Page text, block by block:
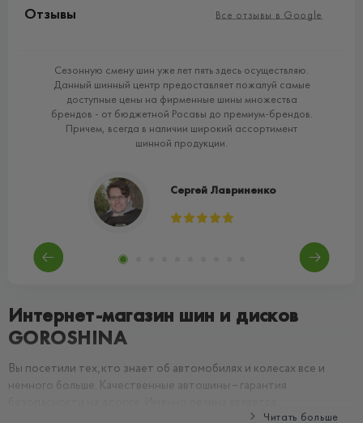
Отзывы Все отзывы в Google
Сезонную смену шин уже лет пять здесь осуществляю.
Данный шинный центр предоставляет пожалуй самые
доступные цены на фирменные шины множества
брендов - от бюджетной Росавы до премиум-брендов.
Причем, всегда в наличии широкий ассортимент
шинной продукции.
Сергей Лавриненко
Интернет-магазин шин и дисков
GOROSHINA
Вы посетили тех, кто знает об автомобилях и колесах все и
немного больше. Качественные автошины – гарантия
Читать больше